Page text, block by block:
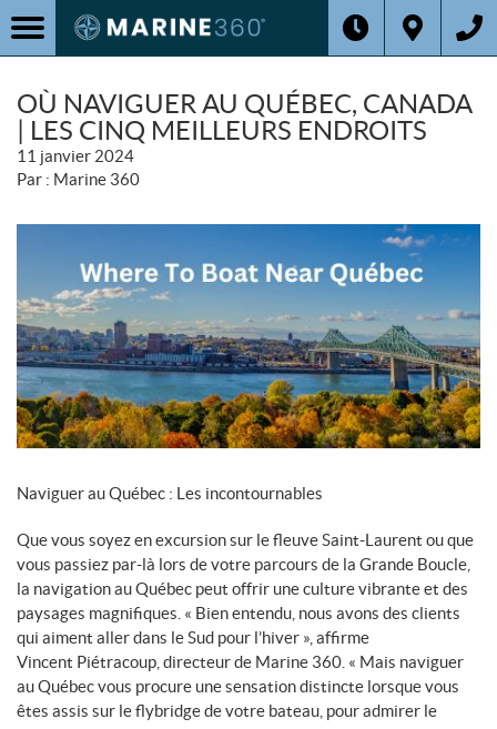
OÙ NAVIGUER AU QUÉBEC, CANADA
| LES CINQ MEILLEURS ENDROITS
11 janvier 2024
Par : Marine 360
Naviguer au Québec : Les incontournables
Que vous soyez en excursion sur le fleuve Saint-Laurent ou que
vous passiez par-là lors de votre parcours de la Grande Boucle,
la navigation au Québec peut offrir une culture vibrante et des
paysages magnifiques. « Bien entendu, nous avons des clients
qui aiment aller dans le Sud pour l’hiver », affirme
Vincent Piétracoup, directeur de Marine 360. « Mais naviguer
au Québec vous procure une sensation distincte lorsque vous
êtes assis sur le flybridge de votre bateau, pour admirer le